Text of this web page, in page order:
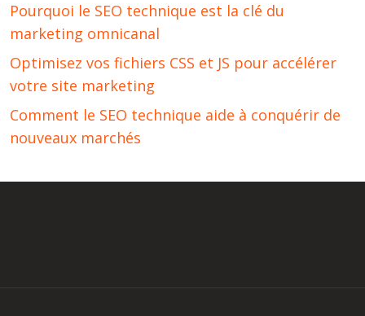
Pourquoi le SEO technique est la clé du
marketing omnicanal
Optimisez vos fichiers CSS et JS pour accélérer
votre site marketing
Comment le SEO technique aide à conquérir de
nouveaux marchés